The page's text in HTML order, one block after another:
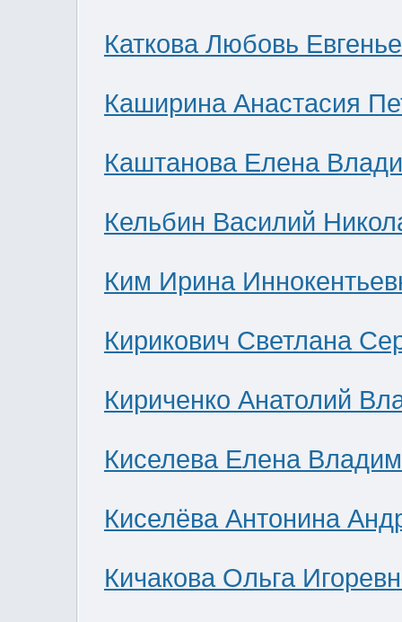
Каткова Любовь
Каширина Анастасия
Каштанова Елена
Кельбин Василий
Ким Ирина
Кирикович Светлана
Кириченко Анатолий
Киселева Елена
Киселёва Антонина
Кичакова Ольга